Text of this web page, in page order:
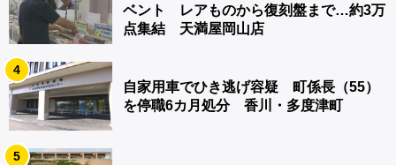
ベント レアものから復刻盤まで…約3万
点集結 天満屋岡山店
4
自家用車でひき逃げ容疑 町係長（55）
を停職6カ月処分 香川・多度津町
5